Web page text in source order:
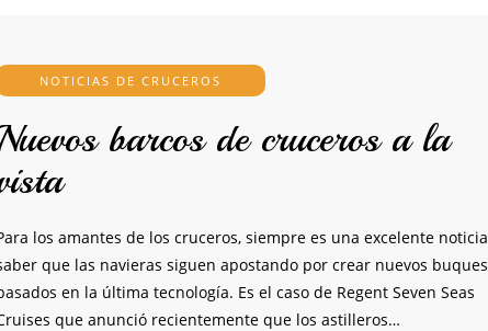
NOTICIAS DE CRUCEROS
barcos de cruceros a la
los amantes de los cruceros, siempre es una excelente noticia
que las navieras siguen apostando por crear nuevos buques
en la última tecnología. Es el caso de Regent Seven Seas
que anunció recientemente que los astilleros…